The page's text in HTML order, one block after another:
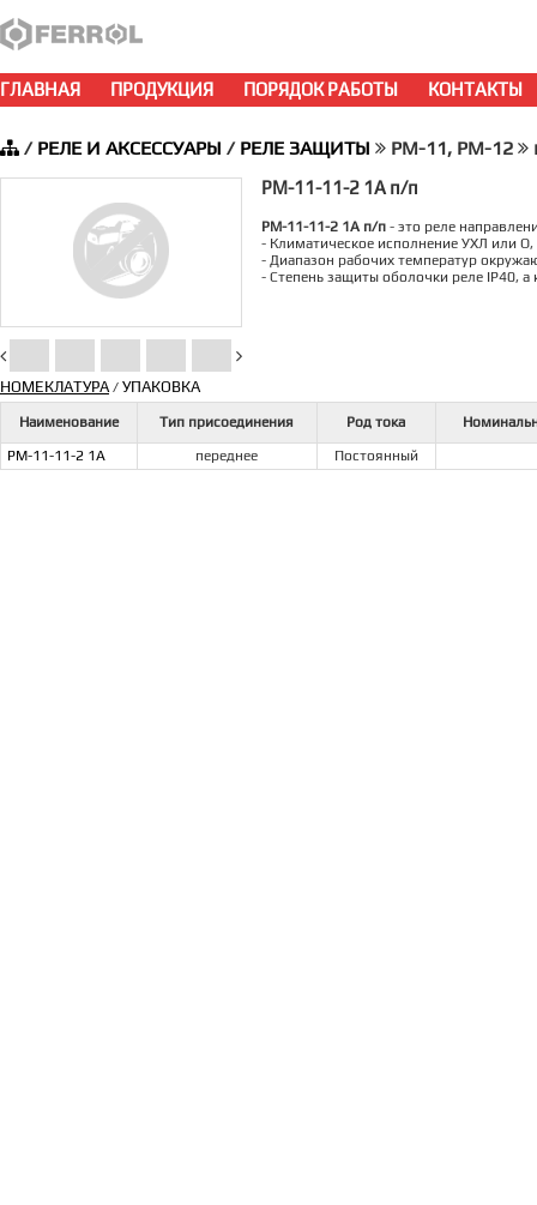
ГЛАВНАЯ ПРОДУКЦИЯ ПОРЯДОК РАБОТЫ КОНТАКТЫ
/ РЕЛЕ И АКСЕССУАРЫ / РЕЛЕ ЗАЩИТЫ РМ-11, РМ-12
РМ-11-11-2 1А п/п
РМ-11-11-2 1А п/п - это реле
- Климатическое исполнение УХЛ или
- Диапазон рабочих температур
- Степень защиты оболочки реле IP40,
НОМЕКЛАТУРА/ УПАКОВКА
Наименование Тип присоединения Род тока
РМ-11-11-2 1А
переднее Постоянный